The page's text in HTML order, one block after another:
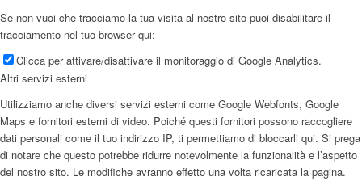
Se non vuoi che tracciamo la tua visita al nostro sito puoi disabilitare il
tracciamento nel tuo browser qui:
Clicca per attivare/disattivare il monitoraggio di Google Analytics.
Altri servizi esterni
Utilizziamo anche diversi servizi esterni come Google Webfonts, Google
Maps e fornitori esterni di video. Poiché questi fornitori possono raccogliere
dati personali come il tuo indirizzo IP, ti permettiamo di bloccarli qui. Si prega
di notare che questo potrebbe ridurre notevolmente la funzionalità e l’aspetto
del nostro sito. Le modifiche avranno effetto una volta ricaricata la pagina.